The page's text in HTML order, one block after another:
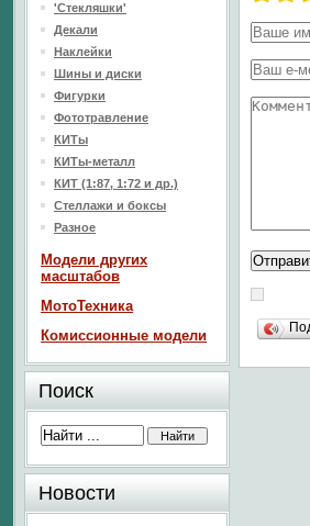
'Стекляшки'
Декали
Наклейки
Шины и диски
Фигурки
Фототравление
КИТы
КИТы-металл
КИТ (1:87, 1:72 и др.)
Стеллажи и боксы
Разное
Модели других
масштабов
МотоТехника
Комиссионные модели
Поиск
Новости